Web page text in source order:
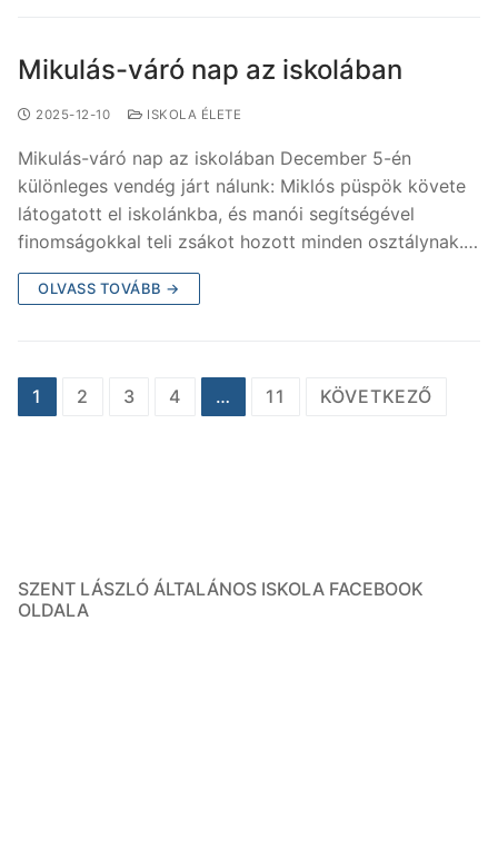
Mikulás-váró nap az iskolában
2025-12-10 ISKOLA ÉLETE
Mikulás-váró nap az iskolában December 5-én
különleges vendég járt nálunk: Miklós püspök követe
látogatott el iskolánkba, és manói segítségével
finomságokkal teli zsákot hozott minden osztálynak.…
OLVASS TOVÁBB →
1 2 3 4 … 11 KÖVETKEZŐ
SZENT LÁSZLÓ ÁLTALÁNOS ISKOLA FACEBOOK
OLDALA